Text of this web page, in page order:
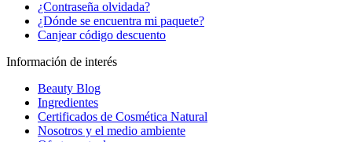
¿Contraseña olvidada?
¿Dónde se encuentra mi paquete?
Canjear código descuento
Información de interés
Beauty Blog
Ingredientes
Certificados de Cosmética Natural
Nosotros y el medio ambiente